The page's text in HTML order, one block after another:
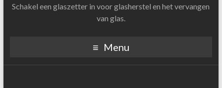
Schakel een glaszetter in voor glasherstel en het vervangen
van glas.
Menu